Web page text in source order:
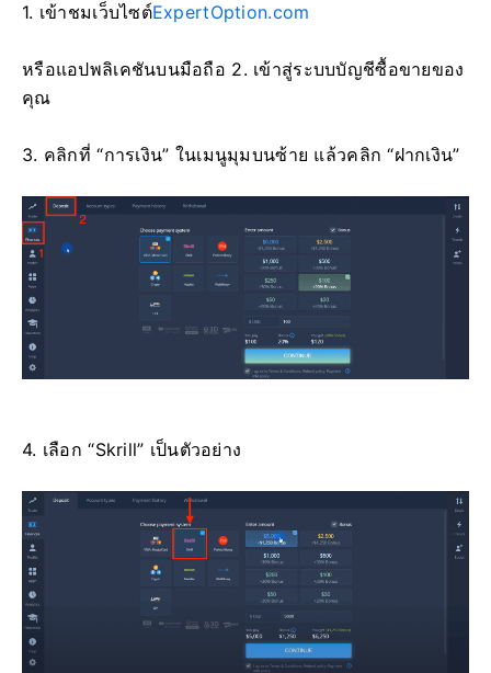
1. เข้าชมเว็บไซต์ExpertOption.com
หรือแอปพลิเคชันบนมือถือ 2. เข้าสู่ระบบบัญชีซื้อขายของ
คุณ
3. คลิกที่ “การเงิน” ในเมนูมุมบนซ้าย แล้วคลิก “ฝากเงิน”
4. เลือก “Skrill” เป็นตัวอย่าง